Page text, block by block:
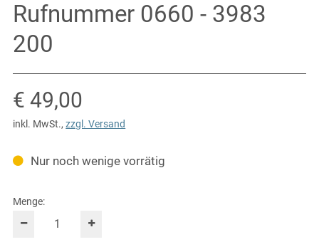
Rufnummer 0660 - 3983
200
Verkaufspreis: € 49,00
€ 49,00
inkl. MwSt.,zzgl. Versand
Nur noch wenige vorrätig
Menge: